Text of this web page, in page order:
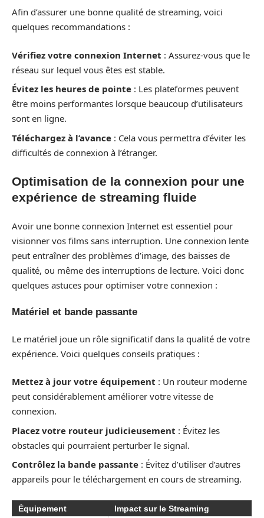
Afin d’assurer une bonne qualité de streaming, voici
quelques recommandations :
Vérifiez votre connexion Internet : Assurez-vous que le
réseau sur lequel vous êtes est stable.
Évitez les heures de pointe : Les plateformes peuvent
être moins performantes lorsque beaucoup d’utilisateurs
sont en ligne.
Téléchargez à l’avance : Cela vous permettra d’éviter les
difficultés de connexion à l’étranger.
Optimisation de la connexion pour une
expérience de streaming fluide
Avoir une bonne connexion Internet est essentiel pour
visionner vos films sans interruption. Une connexion lente
peut entraîner des problèmes d’image, des baisses de
qualité, ou même des interruptions de lecture. Voici donc
quelques astuces pour optimiser votre connexion :
Matériel et bande passante
Le matériel joue un rôle significatif dans la qualité de votre
expérience. Voici quelques conseils pratiques :
Mettez à jour votre équipement : Un routeur moderne
peut considérablement améliorer votre vitesse de
connexion.
Placez votre routeur judicieusement : Évitez les
obstacles qui pourraient perturber le signal.
Contrôlez la bande passante : Évitez d’utiliser d’autres
appareils pour le téléchargement en cours de streaming.
Équipement Impact sur le Streaming